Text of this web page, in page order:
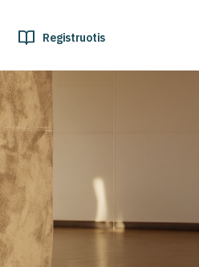
Registruotis